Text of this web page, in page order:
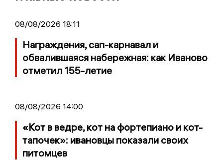
08/08/2026 18:11
Награждения, сап-карнавал и
обвалившаяся набережная: как Иваново
отметил 155-летие
08/08/2026 14:00
«Кот в ведре, кот на фортепиано и кот-
тапочек»: ивановцы показали своих
питомцев